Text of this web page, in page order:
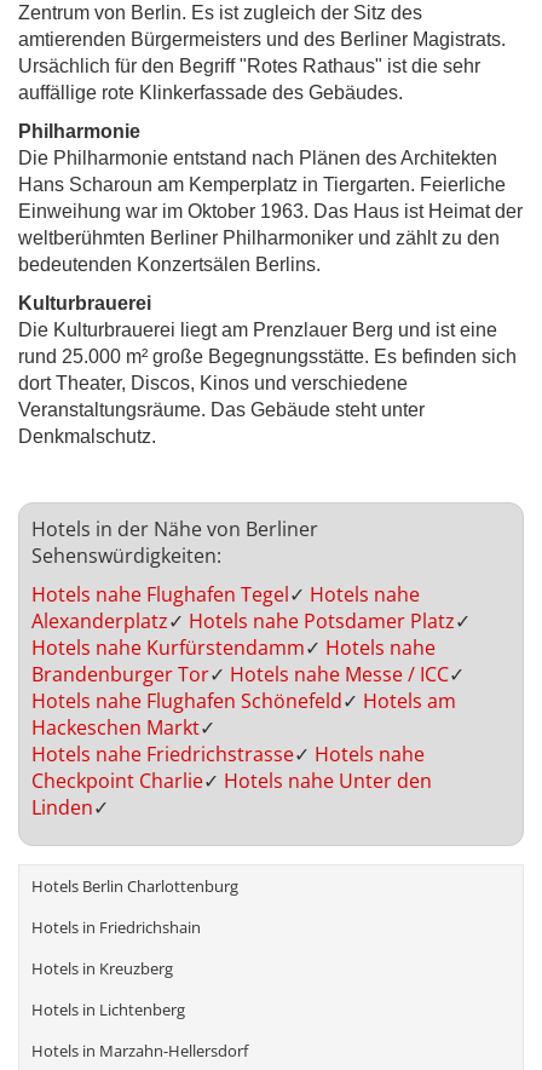
Zentrum von Berlin. Es ist zugleich der Sitz des
amtierenden Bürgermeisters und des Berliner Magistrats.
Ursächlich für den Begriff "Rotes Rathaus" ist die sehr
auffällige rote Klinkerfassade des Gebäudes.
Philharmonie
Die Philharmonie entstand nach Plänen des Architekten
Hans Scharoun am Kemperplatz in Tiergarten. Feierliche
Einweihung war im Oktober 1963. Das Haus ist Heimat der
weltberühmten Berliner Philharmoniker und zählt zu den
bedeutenden Konzertsälen Berlins.
Kulturbrauerei
Die Kulturbrauerei liegt am Prenzlauer Berg und ist eine
rund 25.000 m² große Begegnungsstätte. Es befinden sich
dort Theater, Discos, Kinos und verschiedene
Veranstaltungsräume. Das Gebäude steht unter
Denkmalschutz.
Hotels in der Nähe von Berliner
Sehenswürdigkeiten:
Hotels nahe Flughafen Tegel✓ Hotels nahe
Alexanderplatz✓ Hotels nahe Potsdamer Platz✓
Hotels nahe Kurfürstendamm✓ Hotels nahe
Brandenburger Tor✓ Hotels nahe Messe / ICC✓
Hotels nahe Flughafen Schönefeld✓ Hotels am
Hackeschen Markt✓
Hotels nahe Friedrichstrasse✓ Hotels nahe
Checkpoint Charlie✓ Hotels nahe Unter den
Linden✓
Hotels Berlin Charlottenburg
Hotels in Friedrichshain
Hotels in Kreuzberg
Hotels in Lichtenberg
Hotels in Marzahn-Hellersdorf